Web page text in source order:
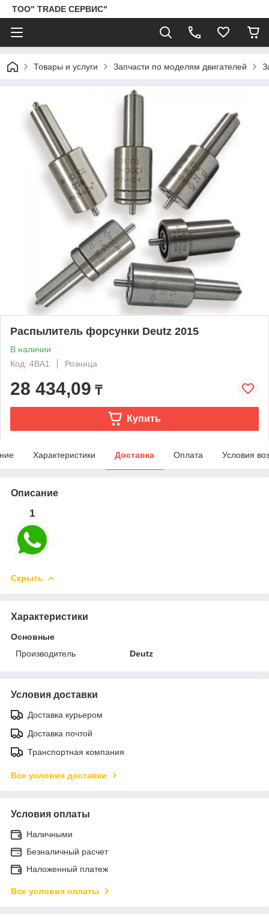
ТОО" TRADE СЕРВИС"
Товары и услуги Запчасти по моделям двигателей
Распылитель форсунки Deutz 2015
В наличии
Код: 4BA1
Розница
28 434,09 ₸
Купить
Характеристики Доставка Оплата Условия
Описание
1
Скрыть
Характеристики
Основные
Производитель
Deutz
Условия доставки
Доставка курьером
Доставка почтой
Транспортная компания
Все условия доставки
Условия оплаты
Наличными
Безналичный расчет
Наложенный платеж
Все условия оплаты